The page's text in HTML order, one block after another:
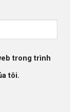
trong trình
tôi.